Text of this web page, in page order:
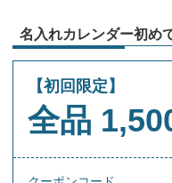
名入れカレンダー初め
【初回限定】
全品